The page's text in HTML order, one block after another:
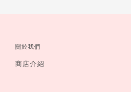
關於我們
商店介紹